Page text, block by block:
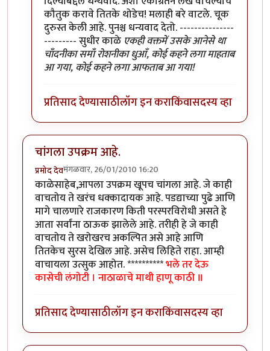
कौतुक करावे तितके थोडेच! मलाही बरे वाटले. चूक
दुरुस्त केली आहे. पुनश्च धन्यवाद देतो. ---------------
--------- सुधीर काळे एकही वक्तमें उसके आनेसे था
चाँदनीका समाँ रोशनीका धुआँ, कोई कहने लगा माहताब
आ गया, कोई कहने लगा आफताब आ गया!
प्रतिसाद देण्यासाठीलॉग इन कराकिंवासदस्य व्हा
चांगला उपक्रम आहे.
प्रमोद देवमंगळवार, 26/01/2010 16:20
काळेसाहेब,आपला उपक्रम खूपच चांगला आहे. जे काही
वाचतोय ते खरंच धक्कादायक आहे. पडद्याच्या पुढे आणि
मागे चालणारे राजकारण किती परस्परविरोधी असते हे
आता सर्वांना ठाऊक झालेले आहे. तरीही हे जे काही
वाचतोय ते खरोखरच अकल्पित असे आहे आणि
तितकेच सुरस देखिल आहे. असेच लिहिते राहा. आम्ही
वाचायला उत्सुक आहोत. **********भले तर देऊ
कासेची लंगोटी । नाठाळाचे माथी हाणू काठी ॥
प्रतिसाद देण्यासाठीलॉग इन कराकिंवासदस्य व्हा